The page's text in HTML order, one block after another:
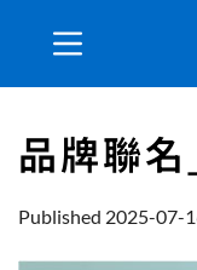
品牌聯
Published 2025-07-